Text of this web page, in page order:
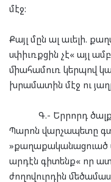
մէջ:
Քայլ մըն ալ աւելի.
սփիւռքցին չէ« այլ
միահամուռ կերպով
խրամատին մէջ ու
Գ.- Երրորդ ծալքը՝
Պարոն վարչապետը
»քաղաքականացուած
արդէն գիտենք« որ
ժողովուրդին